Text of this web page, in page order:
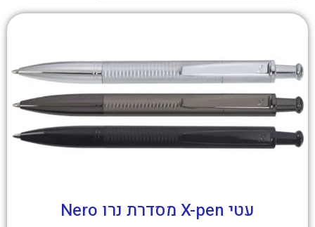
עטי X-pen מסדרת נרו Nero